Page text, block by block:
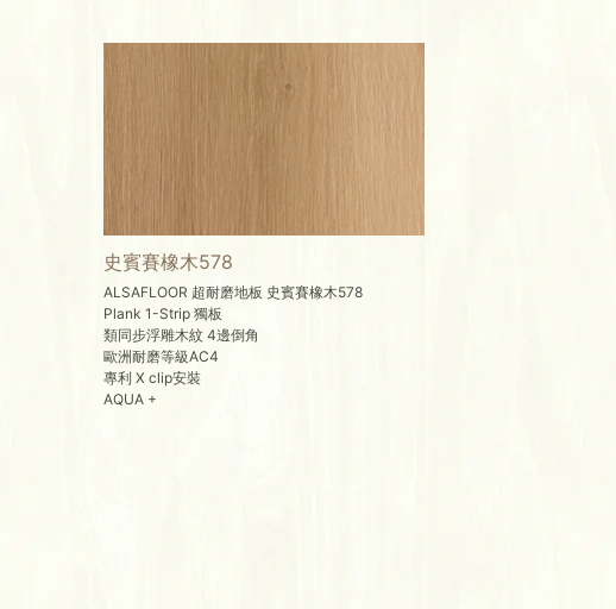
史賓賽橡木578
ALSAFLOOR 超耐磨地板 史賓賽橡木578
Plank 1-Strip 獨板
類同步浮雕木紋 4邊倒角
歐洲耐磨等級AC4
專利 X clip安裝
AQUA +